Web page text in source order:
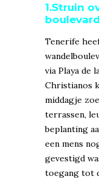
1.Struin
boulevard
Tenerife
via Playa de
Christianos
middagje
terrassen,
beplanting
een mens
gevestigd
toegang tot